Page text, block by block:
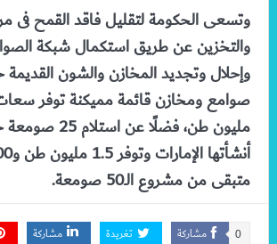
وتسعى الحكومة لتقليل فاقد القمح فى
والتخزين عن طريق استكمال شبكة
وإحلال وتجديد المخازن والشون
مليون طن، فضلًا عن
متبقى من مشروع الـ50 صومعة.
مشاركة 0 تغريدة مشاركة